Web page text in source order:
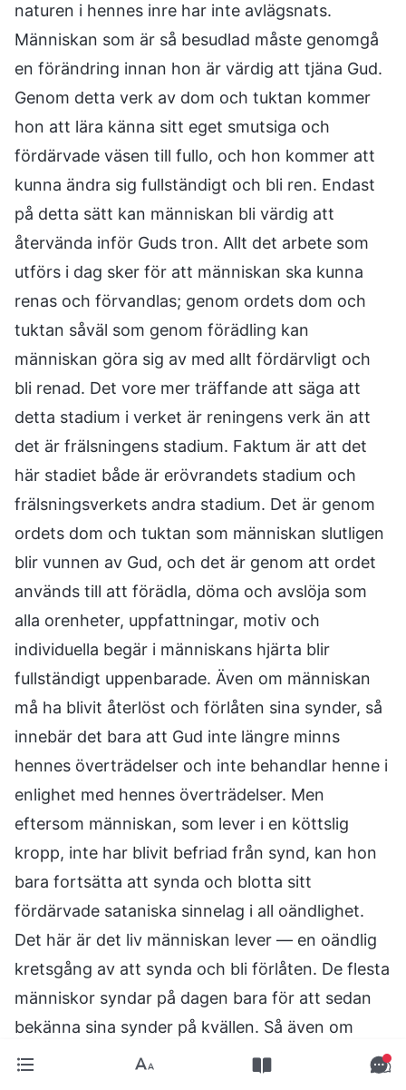
naturen i hennes inre har inte avlägsnats.
Människan som är så besudlad måste genomgå
en förändring innan hon är värdig att tjäna Gud.
Genom detta verk av dom och tuktan kommer
hon att lära känna sitt eget smutsiga och
fördärvade väsen till fullo, och hon kommer att
kunna ändra sig fullständigt och bli ren. Endast
på detta sätt kan människan bli värdig att
återvända inför Guds tron. Allt det arbete som
utförs i dag sker för att människan ska kunna
renas och förvandlas; genom ordets dom och
tuktan såväl som genom förädling kan
människan göra sig av med allt fördärvligt och
bli renad. Det vore mer träffande att säga att
detta stadium i verket är reningens verk än att
det är frälsningens stadium. Faktum är att det
här stadiet både är erövrandets stadium och
frälsningsverkets andra stadium. Det är genom
ordets dom och tuktan som människan slutligen
blir vunnen av Gud, och det är genom att ordet
används till att förädla, döma och avslöja som
alla orenheter, uppfattningar, motiv och
individuella begär i människans hjärta blir
fullständigt uppenbarade. Även om människan
må ha blivit återlöst och förlåten sina synder, så
innebär det bara att Gud inte längre minns
hennes överträdelser och inte behandlar henne i
enlighet med hennes överträdelser. Men
eftersom människan, som lever i en köttslig
kropp, inte har blivit befriad från synd, kan hon
bara fortsätta att synda och blotta sitt
fördärvade sataniska sinnelag i all oändlighet.
Det här är det liv människan lever — en oändlig
kretsgång av att synda och bli förlåten. De flesta
människor syndar på dagen bara för att sedan
bekänna sina synder på kvällen. Så även om
syndoffret är evigt verksamt för människan kan